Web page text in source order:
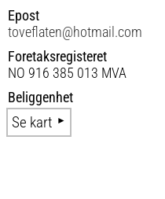
Epost
toveflaten@hotmail.com
Foretaksregisteret
NO 916 385 013 MVA
Beliggenhet
Se kart